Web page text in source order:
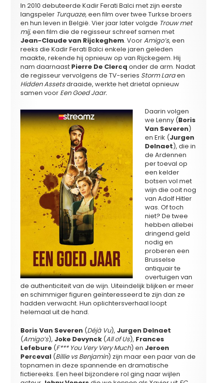
In 2010 debuteerde Kadir Ferati Balci met zijn eerste
langspeler Turquaze, een film over twee Turkse broers
en hun leven in België. Vier jaar later volgde Trouw met
mij, een film die de regisseur schreef samen met
Jean-Claude van Rijckeghem. VoorAmigo’s, een
reeks die Kadir Ferati Balci enkele jaren geleden
maakte, rekende hij opnieuw op van Rijckegem. Hij
nam daarnaast Pierre De Clercq onder de arm. Nadat
de regisseur vervolgens de TV-series Storm Laraen
Hidden Assetsdraaide, werkte het drietal opnieuw
samen voor Een Goed Jaar.
Daarin volgen
we Lenny (Boris
Van Severen)
en Erik (Jurgen
Delnaet), die in
de Ardennen
per toeval op
een kelder
botsen vol met
wijn die ooit nog
van Adolf Hitler
was. Of toch
niet? De twee
hebben allebei
dringend geld
nodig en
proberen een
Brusselse
antiquair te
overtuigen van
de authenticiteit van de wijn. Uiteindelijk blijken er meer
en schimmiger figuren geïnteresseerd te zijn dan ze
hadden verwacht. Hun oplichtersverhaal loopt
helemaal uit de hand.
Boris Van Severen (Déjà Vu), Jurgen Delnaet
(Amigo’s), Joke Devynck (All of Us), Frances
Lefebure (F*** You Very Very Much) en Jeroen
Perceval (Billie vs Benjamin) zijn maar een paar van de
topnamen in deze spannende en dramatische
fictiereeks. Een heel bijzondere rol ging naar wijlen